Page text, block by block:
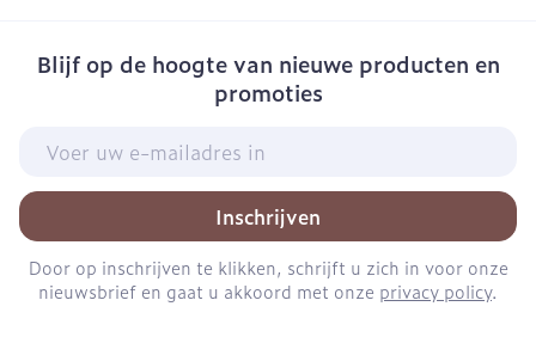
Blijf op de hoogte van nieuwe producten en
promoties
Inschrijven
Door op inschrijven te klikken, schrijft u zich in voor onze
nieuwsbrief en gaat u akkoord met onze privacy policy.